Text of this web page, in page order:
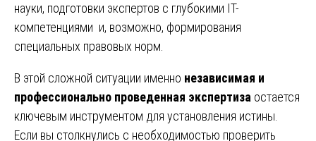
науки, подготовки экспертов с глубокими IT-
компетенциями и, возможно, формирования
специальных правовых норм.
В этой сложной ситуации именно независимая и
профессионально проведенная экспертиза остается
ключевым инструментом для установления истины.
Если вы столкнулись с необходимостью проверить